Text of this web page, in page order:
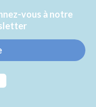
vous à notre